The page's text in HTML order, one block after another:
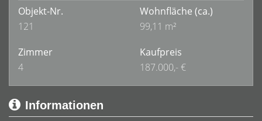
Objekt-Nr.
121
Wohnfläche (ca.)
99,11 m²
Zimmer
4
Kaufpreis
187.000,- €
Informationen